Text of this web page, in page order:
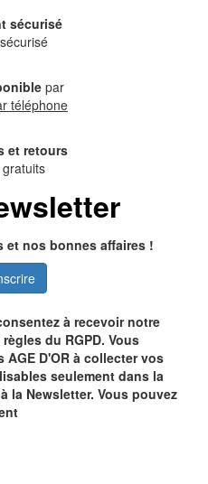
sécurisé
par
téléphone
et retours
et nos bonnes affaires !
à recevoir notre
du RGPD. Vous
D'OR à collecter vos
seulement dans la
la Newsletter. Vous pouvez